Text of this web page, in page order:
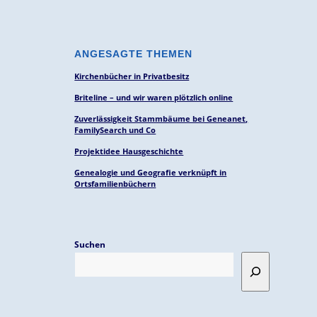
ANGESAGTE THEMEN
Kirchenbücher in Privatbesitz
Briteline – und wir waren plötzlich online
Zuverlässigkeit Stammbäume bei Geneanet,
FamilySearch und Co
Projektidee Hausgeschichte
Genealogie und Geografie verknüpft in
Ortsfamilienbüchern
Suchen